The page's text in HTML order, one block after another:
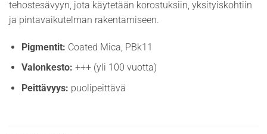
tehostesävyyn, jota käytetään korostuksiin, yksityiskohtiin
ja pintavaikutelman rakentamiseen.
Pigmentit: Coated Mica, PBk11
Valonkesto: +++ (yli 100 vuotta)
Peittävyys: puolipeittävä